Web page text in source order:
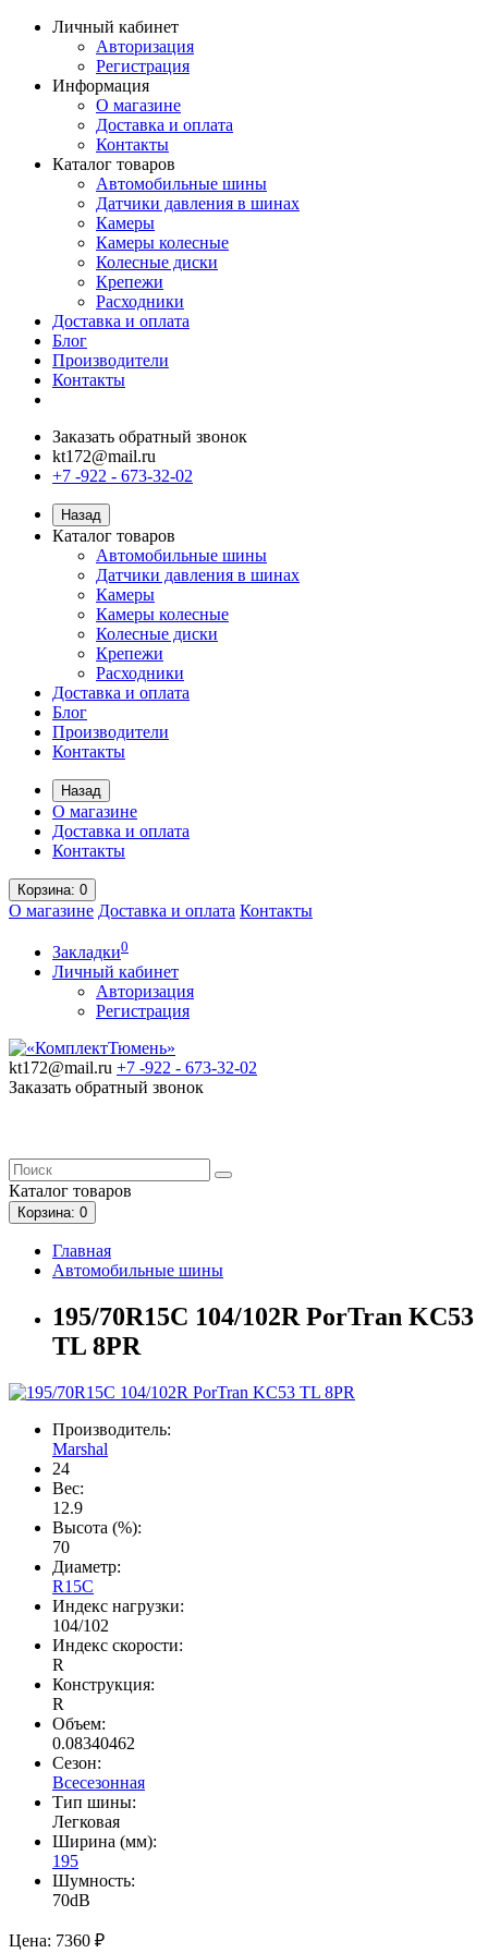
Личный кабинет
Авторизация
Регистрация
Информация
О магазине
Доставка и оплата
Контакты
Каталог товаров
Автомобильные шины
Датчики давления в шинах
Камеры
Камеры колесные
Колесные диски
Крепежи
Расходники
Доставка и оплата
Блог
Производители
Контакты
Заказать обратный звонок
kt172@mail.ru
+7 -922 - 673-32-02
Назад
Каталог товаров
Автомобильные шины
Датчики давления в шинах
Камеры
Камеры колесные
Колесные диски
Крепежи
Расходники
Доставка и оплата
Блог
Производители
Контакты
Назад
О магазине
Доставка и оплата
Контакты
Корзина: 0
О магазине Доставка и оплата Контакты
Закладки0
Личный кабинет
Авторизация
Регистрация
kt172@mail.ru +7 -922 - 673-32-02
Заказать обратный звонок
Каталог товаров
Корзина: 0
Главная
Автомобильные шины
195/70R15C 104/102R PorTran KC53
TL 8PR
Производитель:
Marshal
24
Вес:
12.9
Высота (%):
70
Диаметр:
R15C
Индекс нагрузки:
104/102
Индекс скорости:
R
Конструкция:
R
Объем:
0.08340462
Сезон:
Всесезонная
Тип шины:
Легковая
Ширина (мм):
195
Шумность:
70dB
Цена: 7360 ₽